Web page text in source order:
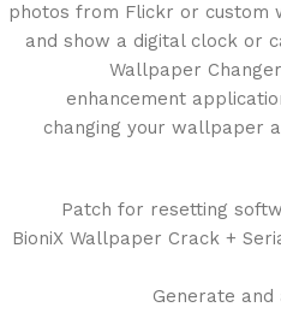
photos from Flickr or custom
and show a digital clock or
Wallpaper
enhancement
changing your wallpaper
Patch for resetting
BioniX Wallpaper Crack +
Generate